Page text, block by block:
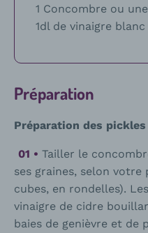
1 Concombre ou
1dl de vinaigre
Préparation
Préparation des
Tailler le
ses graines, selon
cubes, en rondelles).
vinaigre de cidre
baies de genièvre et de